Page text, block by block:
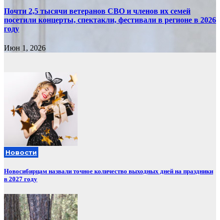
Почти 2,5 тысячи ветеранов СВО и членов их семей
посетили концерты, спектакли, фестивали в регионе в 2026
году
Июн 1, 2026
Новости
Новосибирцам назвали точное количество выходных дней на праздники
в 2027 году